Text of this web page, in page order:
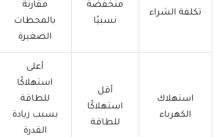
تكلفة الشراء
منخفضة
نسبيًا
مقارنة
بالمحطات
الصغيرة
استهلاك
الكهرباء
أقل
استهلاكًا
للطاقة
أعلى
استهلاكًا
للطاقة
بسبب زيادة
القدرة